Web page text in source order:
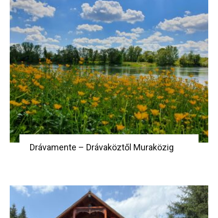
Drávamente – Drávaköztől Muraközig